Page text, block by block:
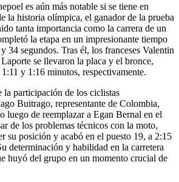
es aún más notable si se tiene en
la historia olímpica, el ganador de la prueba
tanta importancia como la carrera de un
la etapa en un impresionante tiempo
34 segundos. Tras él, los franceses Valentin
se llevaron la placa y el bronce,
y 1:16 minutos, respectivamente.
la participación de los ciclistas
Buitrago, representante de Colombia,
luego de reemplazar a Egan Bernal en el
de los problemas técnicos con la moto,
su posición y acabó en el puesto 19, a 2:15
determinación y habilidad en la carretera
huyó del grupo en un momento crucial de